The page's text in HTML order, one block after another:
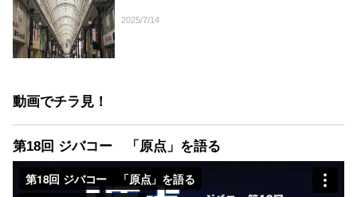
2025/7/14
動画でチラ見！
第18回 ジバコー 「原点」を語る